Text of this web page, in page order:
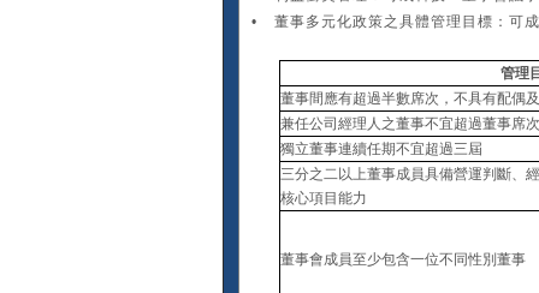
•
董事多元化政策之具體管理目標：可
管理
董事間應有超過半數席次，不具有配偶
兼任公司經理人之董事不宜超過董事席
獨立董事連續任期不宜超過三屆
三分之二以上董事成員具備營運判斷、
核心項目能力
董事會成員至少包含一位不同性別董事